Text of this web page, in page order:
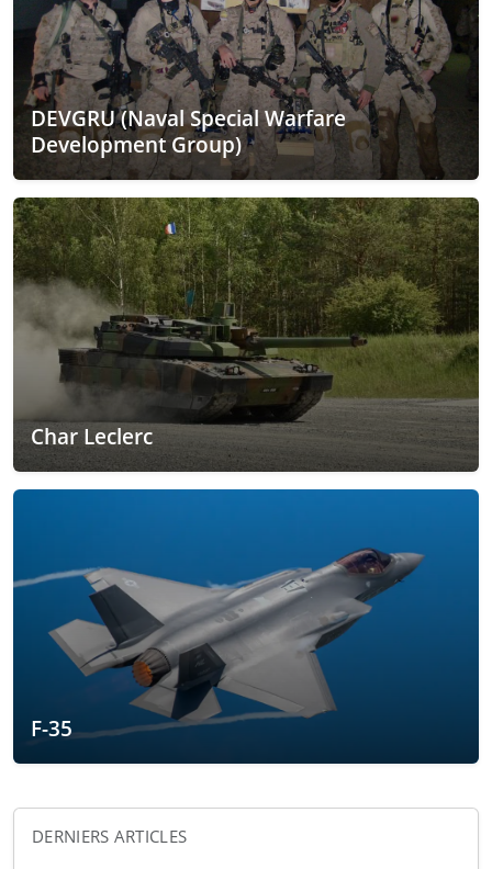
DEVGRU (Naval Special Warfare
Development Group)
Char Leclerc
F-35
DERNIERS ARTICLES